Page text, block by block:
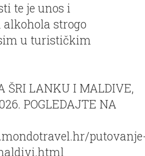
te je unos i
strogo
u turističkim
ŠRI LANKU I MALDIVE,
POGLEDAJTE NA